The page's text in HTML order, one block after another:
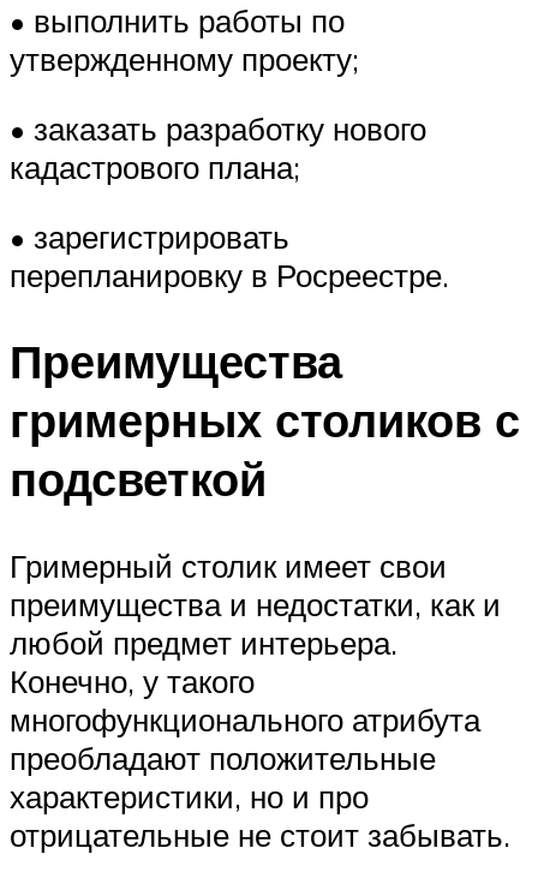
• выполнить работы по
утвержденному проекту;
• заказать разработку нового
кадастрового плана;
• зарегистрировать
перепланировку в Росреестре.
Преимущества
гримерных столиков с
подсветкой
Гримерный столик имеет свои
преимущества и недостатки, как и
любой предмет интерьера.
Конечно, у такого
многофункционального атрибута
преобладают положительные
характеристики, но и про
отрицательные не стоит забывать.